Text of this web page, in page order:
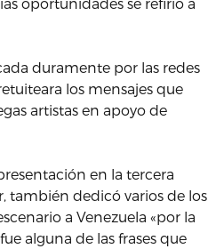
duramente por las redes
los mensajes que
artistas en apoyo de
en la tercera
también dedicó varios de los
a Venezuela «por la
alguna de las frases que